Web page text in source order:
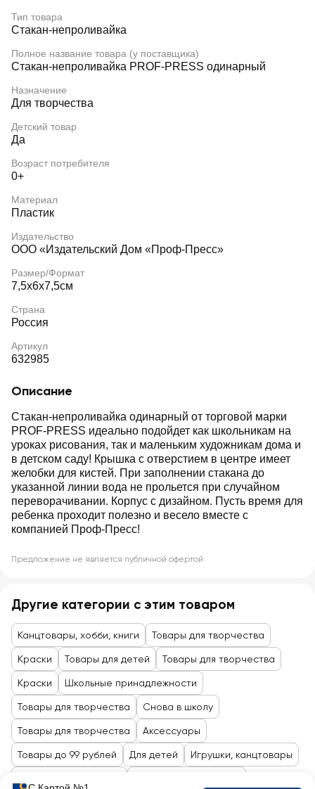
Тип товара
Стакан-непроливайка
Полное название товара (у поставщика)
Стакан-непроливайка PROF-PRESS одинарный
Назначение
Для творчества
Детский товар
Да
Возраст потребителя
0+
Материал
Пластик
Издательство
ООО «Издательский Дом «Проф-Пресс»
Размер/Формат
7,5х6х7,5см
Страна
Россия
Артикул
632985
Описание
Стакан-непроливайка одинарный от торговой марки
PROF-PRESS идеально подойдет как школьникам на
уроках рисования, так и маленьким художникам дома и
в детском саду! Крышка с отверстием в центре имеет
желобки для кистей. При заполнении стакана до
указанной линии вода не прольется при случайном
переворачивании. Корпус с дизайном. Пусть время для
ребенка проходит полезно и весело вместе с
компанией Проф-Пресс!
Предложение не является публичной офертой
Другие категории с этим товаром
Канцтовары, хобби, книги Товары для творчества
Краски Товары для детей Товары для творчества
Краски Школьные принадлежности
Товары для творчества Снова в школу
Товары для творчества Аксессуары
Товары до 99 рублей Для детей Игрушки, канцтовары